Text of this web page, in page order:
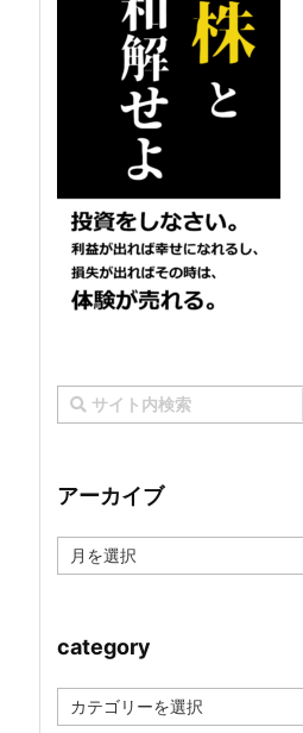
アーカイブ
ー
category